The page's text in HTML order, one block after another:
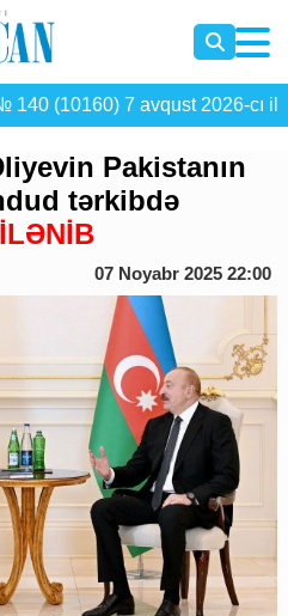
140 (10160) 7 avqust 2026-cı il
Pakistanın
tərkibdə
07 Noyabr 2025 22:00